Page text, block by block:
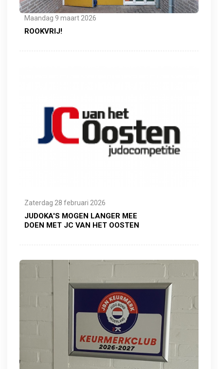
Maandag 9 maart 2026
ROOKVRIJ!
Zaterdag 28 februari 2026
JUDOKA'S MOGEN LANGER MEE
DOEN MET JC VAN HET OOSTEN